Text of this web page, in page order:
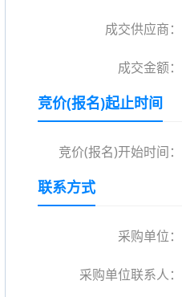
成交供应商：
成交金额：
竞价(报名)起止时间
竞价(报名)开始时间：
联系方式
采购单位：
采购单位联系人：